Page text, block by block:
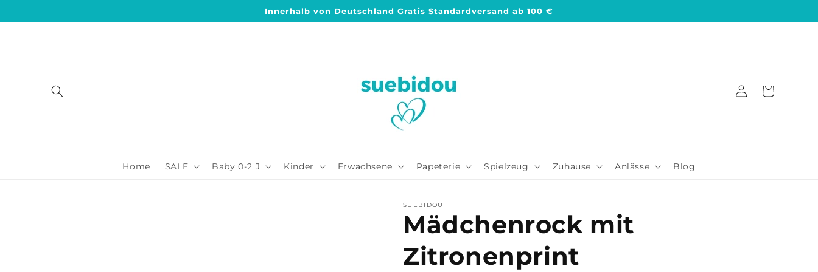
Inhalt
Innerhalb von Deutschland Gratis Standardversand ab 100 €
Home SALE Baby 0-2 J Kinder Erwachsene Papeterie Spielzeug Zuhause Anlässe Blog
Einloggen
Warenkorb
SUEBIDOU
Mädchenrock mit
Zitronenprint